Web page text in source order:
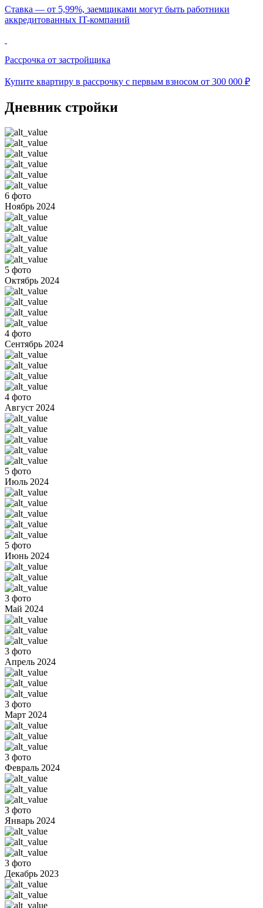
Ставка — от 5,99%, заемщиками могут быть работники
аккредитованных IT-компаний
Рассрочка от застройщика
Купите квартиру в рассрочку с первым взносом от 300 000 ₽
Дневник стройки
6 фото
Ноябрь 2024
5 фото
Октябрь 2024
4 фото
Сентябрь 2024
4 фото
Август 2024
5 фото
Июль 2024
5 фото
Июнь 2024
3 фото
Май 2024
3 фото
Апрель 2024
3 фото
Март 2024
3 фото
Февраль 2024
3 фото
Январь 2024
3 фото
Декабрь 2023